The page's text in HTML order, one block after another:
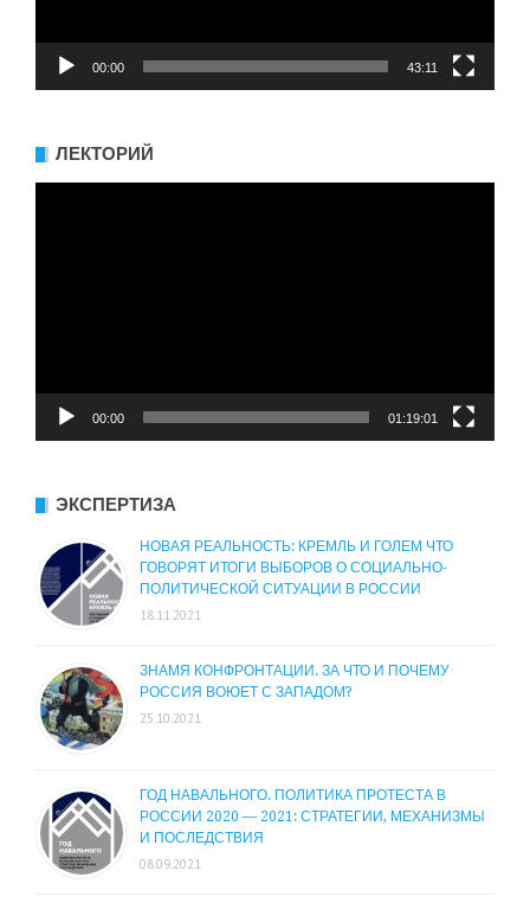
00:00 43:11
ЛЕКТОРИЙ
00:00 01:19:01
ЭКСПЕРТИЗА
НОВАЯ РЕАЛЬНОСТЬ: КРЕМЛЬ И ГОЛЕМ ЧТО
ГОВОРЯТ ИТОГИ ВЫБОРОВ О СОЦИАЛЬНО-
ПОЛИТИЧЕСКОЙ СИТУАЦИИ В РОССИИ
18.11.2021
ЗНАМЯ КОНФРОНТАЦИИ. ЗА ЧТО И ПОЧЕМУ
РОССИЯ ВОЮЕТ С ЗАПАДОМ?
25.10.2021
ГОД НАВАЛЬНОГО. ПОЛИТИКА ПРОТЕСТА В
РОССИИ 2020 — 2021: СТРАТЕГИИ, МЕХАНИЗМЫ
И ПОСЛЕДСТВИЯ
08.09.2021